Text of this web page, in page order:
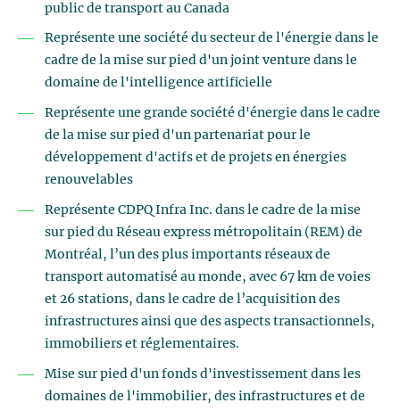
public de transport au Canada
Représente une société du secteur de l'énergie dans le
cadre de la mise sur pied d'un joint venture dans le
domaine de l'intelligence artificielle
Représente une grande société d'énergie dans le cadre
de la mise sur pied d'un partenariat pour le
développement d'actifs et de projets en énergies
renouvelables
Représente CDPQ Infra Inc. dans le cadre de la mise
sur pied du Réseau express métropolitain (REM) de
Montréal, l’un des plus importants réseaux de
transport automatisé au monde, avec 67 km de voies
et 26 stations, dans le cadre de l’acquisition des
infrastructures ainsi que des aspects transactionnels,
immobiliers et réglementaires.
Mise sur pied d'un fonds d'investissement dans les
domaines de l'immobilier, des infrastructures et de